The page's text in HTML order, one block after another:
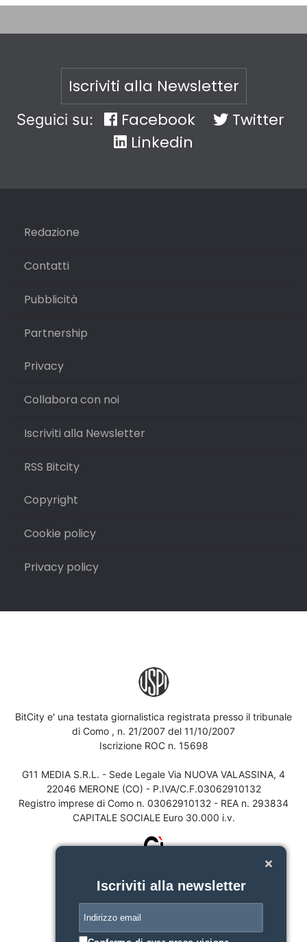
Iscriviti alla Newsletter
Seguici su: Facebook
Twitter
Linkedin
Redazione
Contatti
Pubblicità
Partnership
Privacy
Collabora con noi
Iscriviti alla Newsletter
RSS Bitcity
Copyright
Cookie policy
Privacy policy
BitCity e' una testata giornalistica registrata presso il tribunale
di Como , n. 21/2007 del 11/10/2007
Iscrizione ROC n. 15698
G11 MEDIA S.R.L. - Sede Legale Via NUOVA VALASSINA, 4
22046 MERONE (CO) - P.IVA/C.F.03062910132
Registro imprese di Como n. 03062910132 - REA n. 293834
CAPITALE SOCIALE Euro 30.000 i.v.
Iscriviti alla newsletter